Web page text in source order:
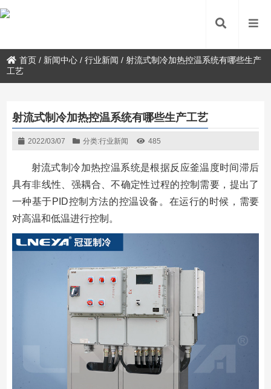
首页 / 新闻中心 /行业新闻 /射流式制冷加热控温系统有哪些生产
工艺
射流式制冷加热控温系统有哪些生产工艺
2022/03/07 分类:行业新闻 485
射流式制冷加热控温系统是根据反应釜温度时间滞后
具有非线性、强耦合、不确定性过程的控制需要，提出了
一种基于PID控制方法的控温设备。在运行的时候，需要
对高温和低温进行控制。